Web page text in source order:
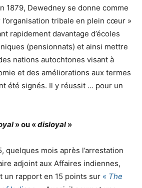
1879, Dewedney se donne comme
tribale en plein cœur »
rapidement davantage d’écoles
(pensionnats) et ainsi mettre
nations autochtones visant à
et des améliorations aux termes
été signés. Il y réussit … pour un
» ou «disloyal»
quelques mois après l’arrestation
adjoint aux Affaires indiennes,
un rapport en 15 points sur « The